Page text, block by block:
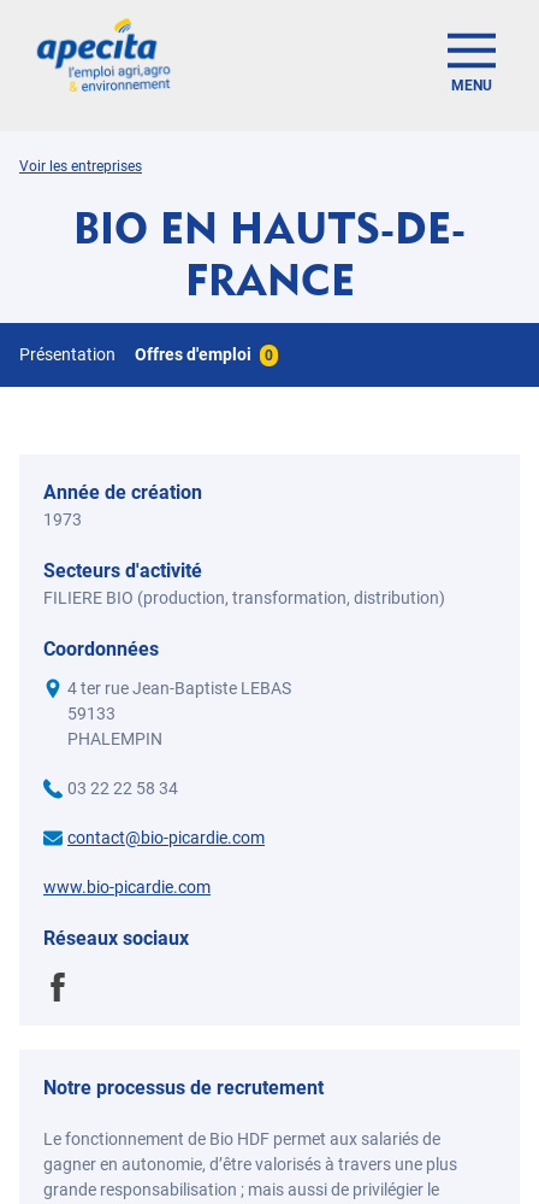
MENU
Voir les entreprises
BIO EN HAUTS-DE-
FRANCE
Présentation Offres d'emploi 0
Année de création
1973
Secteurs d'activité
FILIERE BIO (production, transformation, distribution)
Coordonnées
4 ter rue Jean-Baptiste LEBAS
59133
PHALEMPIN
03 22 22 58 34
contact@bio-picardie.com
www.bio-picardie.com
Réseaux sociaux
Notre processus de recrutement
Le fonctionnement de Bio HDF permet aux salariés de
gagner en autonomie, d’être valorisés à travers une plus
grande responsabilisation ; mais aussi de privilégier le